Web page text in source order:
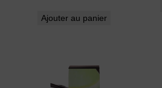
Ajouter au panier